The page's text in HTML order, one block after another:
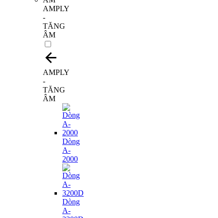
AMPLY
-
TĂNG
ÂM
AMPLY
-
TĂNG
ÂM
Dòng
A-
2000
Dòng
A-